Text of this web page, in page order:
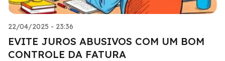
22/04/2025 - 23:36
EVITE JUROS ABUSIVOS COM UM BOM
CONTROLE DA FATURA